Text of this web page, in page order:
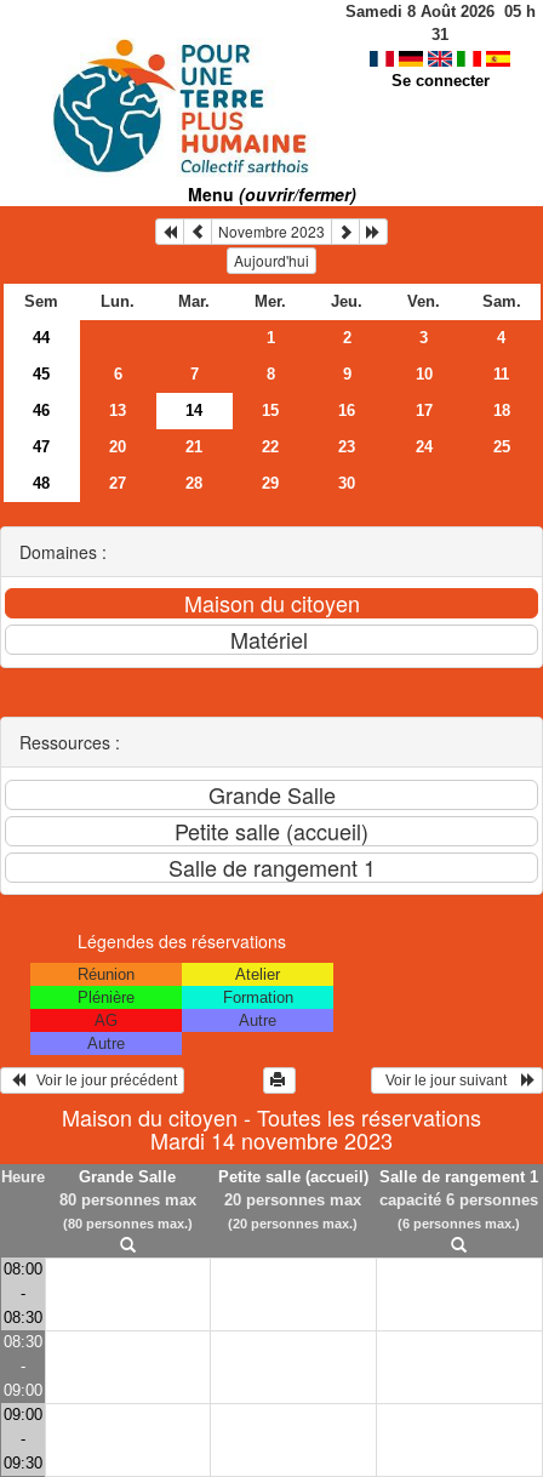
Samedi 8 Août 2026 05h
31
Se connecter
Menu (ouvrir/fermer)
Novembre 2023
Aujourd'hui
Sem Lun. Mar. Mer. Jeu. Ven.
Sam.
44
1 2 3
4
45
6 7 8 9 10
11
46
13 14 15 16 17
18
47
20 21 22 23 24
25
48
27 28 29 30
Domaines :
Ressources :
Légendes des réservations
Réunion
Atelier
Plénière
Formation
AG
Autre
Autre
   Voir le jour précédent
  Voir le jour suivant
Maison du citoyen - Toutes les réservations
Mardi 14 novembre 2023
Heure
Grande Salle
80 personnes max
(80 personnes max.)
Petite salle (accueil)
20 personnes max
(20 personnes max.)
Salle de rangement 1
capacité 6 personnes
(6 personnes max.)
08:00
-
08:30
08:30
-
09:00
09:00
-
09:30